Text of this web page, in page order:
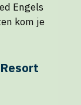
Engels
kom je